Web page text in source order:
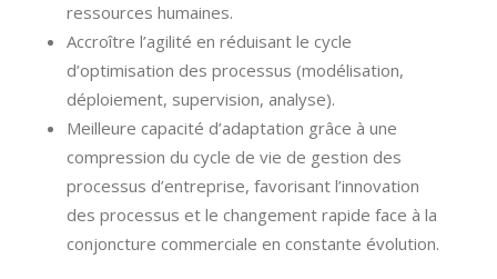
ressources humaines.
Accroître l’agilité en réduisant le cycle
d’optimisation des processus (modélisation,
déploiement, supervision, analyse).
Meilleure capacité d’adaptation grâce à une
compression du cycle de vie de gestion des
processus d’entreprise, favorisant l’innovation
des processus et le changement rapide face à la
conjoncture commerciale en constante évolution.